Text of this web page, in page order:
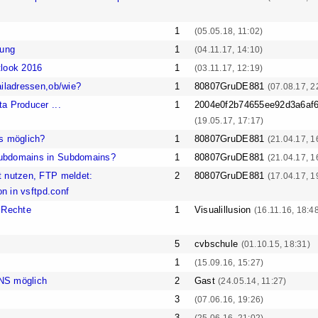
1 (05.05.18, 11:02)
1 (04.11.17, 14:10)
2016 1 (03.11.17, 12:19)
wie? 1 80807GruDE881 (07.08.17,
Producer ... 1
(19.05.17, 17:17)
möglich? 1 80807GruDE881 (21.04.17,
in Subdomains? 1 80807GruDE881 (21.04.17,
nutzen, FTP meldet:
in vsftpd.conf
2 80807GruDE881 (17.04.17,
1 Visualillusion (16.11.16,
5 cvbschule (01.10.15, 18:31)
1 (15.09.16, 15:27)
möglich 2 Gast(24.05.14, 11:27)
3 (07.06.16, 19:26)